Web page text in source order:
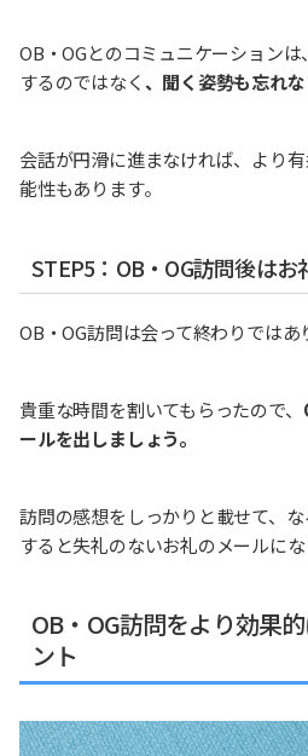
OB・OGとのコミュニケーション
するのではなく、聞く姿勢も忘れな
会話が円滑に進まなければ、より
能性もあります。
STEP5：OB・OG訪問後はお
OB・OG訪問は会って終わりではあ
貴重な時間を割いてもらったので、
ールを出しましょう。
訪問の感想をしっかりと載せて、
すると失礼のないお礼のメールにな
OB・OG訪問をより効果
ント